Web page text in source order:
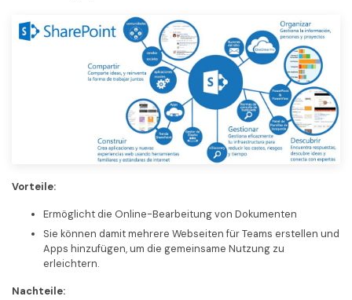
Vorteile:
Ermöglicht die Online-Bearbeitung von Dokumenten
Sie können damit mehrere Webseiten für Teams erstellen und
Apps hinzufügen, um die gemeinsame Nutzung zu
erleichtern.
Nachteile: